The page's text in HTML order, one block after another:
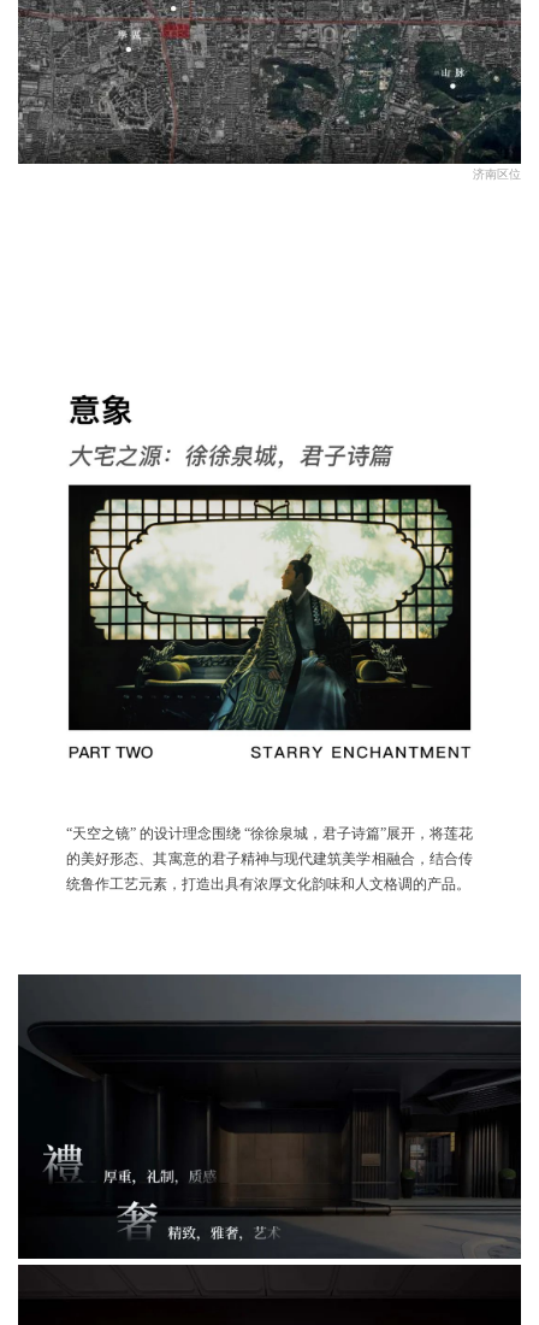
济南区位
“天空之镜” 的设计理念围绕 “徐徐泉城，君子诗篇”展开，将莲花
的美好形态、其寓意的君子精神与现代建筑美学相融合，结合传
统鲁作工艺元素，打造出具有浓厚文化韵味和人文格调的产品。